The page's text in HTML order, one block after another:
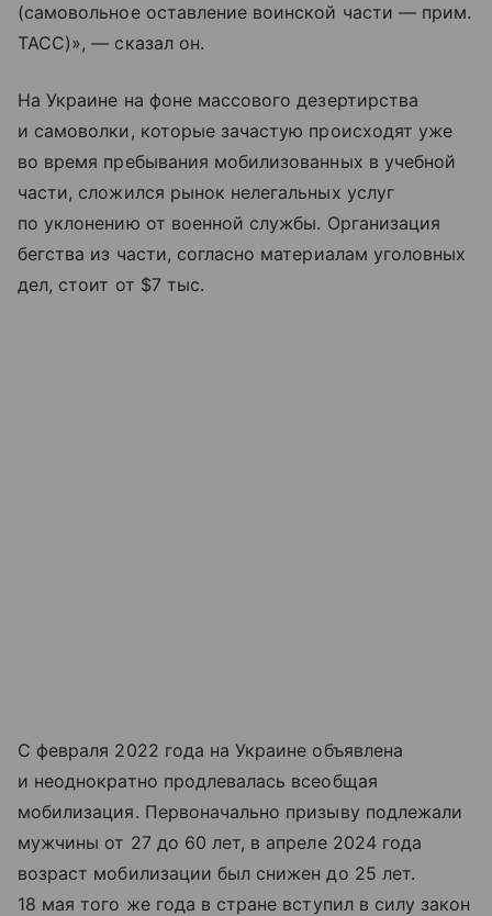
(самовольное оставление воинской части — прим.
ТАСС)», — сказал он.
На Украине на фоне массового дезертирства
и самоволки, которые зачастую происходят уже
во время пребывания мобилизованных в учебной
части, сложился рынок нелегальных услуг
по уклонению от военной службы. Организация
бегства из части, согласно материалам уголовных
дел, стоит от $7 тыс.
С февраля 2022 года на Украине объявлена
и неоднократно продлевалась всеобщая
мобилизация. Первоначально призыву подлежали
мужчины от 27 до 60 лет, в апреле 2024 года
возраст мобилизации был снижен до 25 лет.
18 мая того же года в стране вступил в силу закон